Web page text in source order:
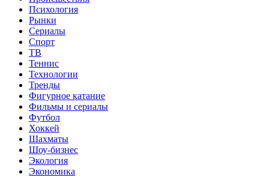
Психология
Рынки
Сериалы
Спорт
ТВ
Теннис
Технологии
Тренды
Фигурное катание
Фильмы и сериалы
Футбол
Хоккей
Шахматы
Шоу-бизнес
Экология
Экономика